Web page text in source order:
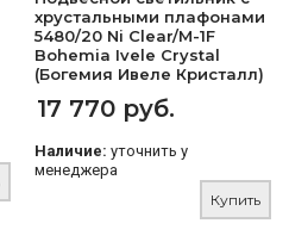
хрустальными плафонами
5480/20 Ni Clear/M-1F
Bohemia Ivele Crystal
(Богемия Ивеле Кристалл)
17 770 руб.
Наличие: уточнить у
менеджера
Купить